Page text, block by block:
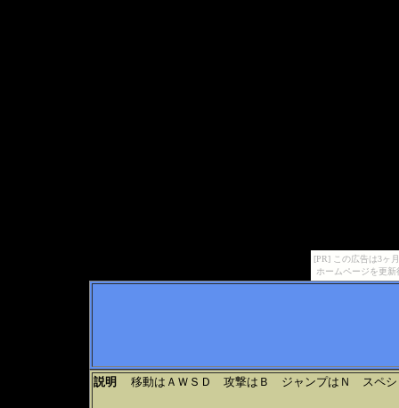
[PR] この広告は3ヶ
ホームページを更
説明 移動はＡＷＳＤ 攻撃はＢ ジャンプはＮ スペシ